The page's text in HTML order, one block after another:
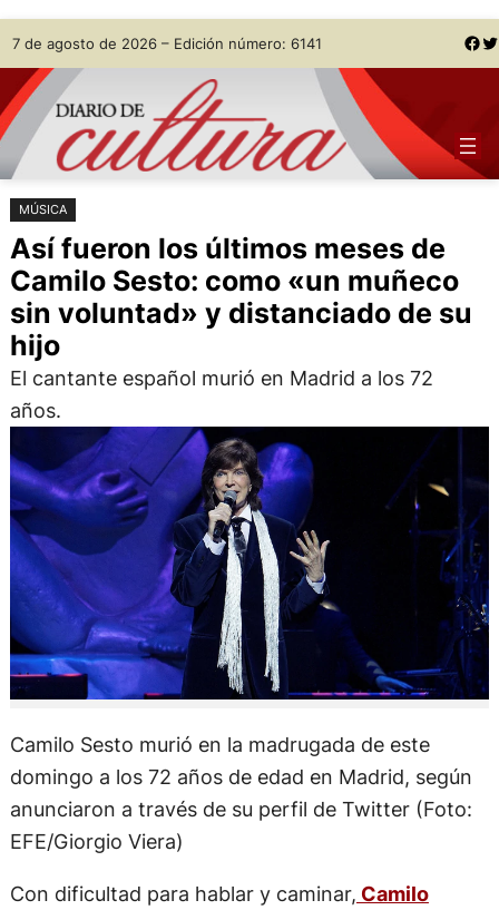
Saltar
al
contenido
Skip
to
content
7 de agosto de 2026 – Edición número: 6141 Facebook Twitter
MÚSICA
Así fueron los últimos meses de
Camilo Sesto: como «un muñeco
sin voluntad» y distanciado de su
hijo
El cantante español murió en Madrid a los 72
años.
Camilo Sesto murió en la madrugada de este
domingo a los 72 años de edad en Madrid, según
anunciaron a través de su perfil de Twitter (Foto:
EFE/Giorgio Viera)
Con dificultad para hablar y caminar, Camilo